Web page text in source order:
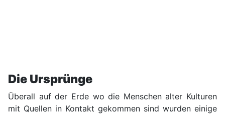
Die Ursprünge
Überall auf der Erde wo die Menschen alter Kulturen
mit Quellen in Kontakt gekommen sind wurden einige